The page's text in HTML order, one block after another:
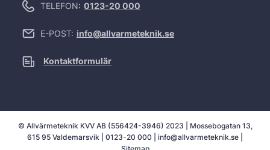
TELEFON: 0123-20 000
E-POST: info@allvarmeteknik.se
Kontaktformulär
© Allvärmeteknik KVV AB (556424-3946) 2023 | Mossebogatan 13,
615 95 Valdemarsvik | 0123-20 000 info@allvarmeteknik.se